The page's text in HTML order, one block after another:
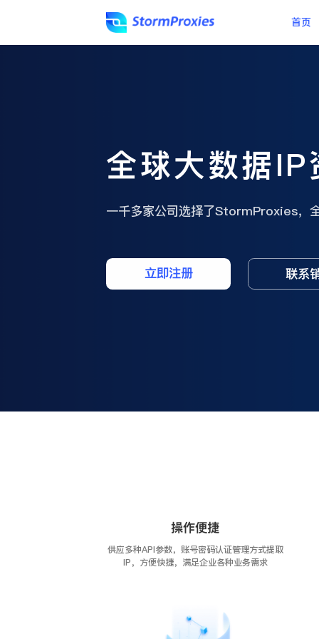
首页
全球大数据
一千多家公司选择了StormProxies，
立即注册 联系
操作便捷
供应多种API参数，账号密码认证管理方式提取
IP，方便快捷，满足企业各种业务需求